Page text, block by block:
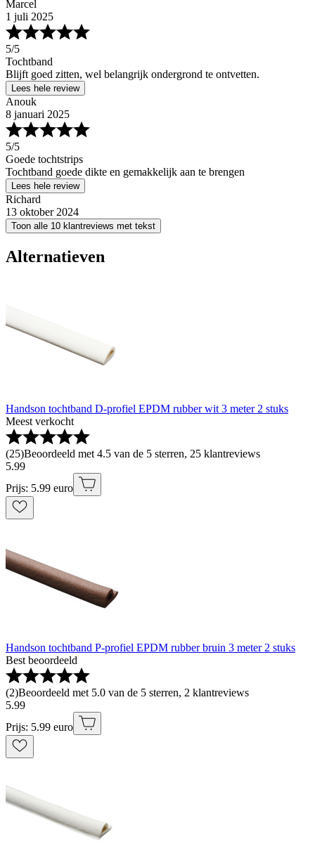
Marcel
1 juli 2025
5/5
Tochtband
Blijft goed zitten, wel belangrijk ondergrond te ontvetten.
Lees hele review
Anouk
8 januari 2025
5/5
Goede tochtstrips
Tochtband goede dikte en gemakkelijk aan te brengen
Lees hele review
Richard
13 oktober 2024
Toon alle 10 klantreviews met tekst
Alternatieven
Handson tochtband D-profiel EPDM rubber wit 3 meter 2 stuks
Meest verkocht
(25)Beoordeeld met 4.5 van de 5 sterren, 25 klantreviews
5.99
Prijs: 5.99 euro
Handson tochtband P-profiel EPDM rubber bruin 3 meter 2 stuks
Best beoordeeld
(2)Beoordeeld met 5.0 van de 5 sterren, 2 klantreviews
5.99
Prijs: 5.99 euro